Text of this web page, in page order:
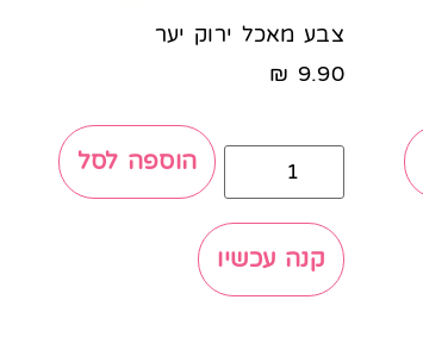
צבע מאכל ירוק יער
9.90
₪
הוספה לסל
קנה עכשיו